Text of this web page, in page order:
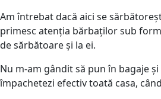
Am întrebat dacă aici se
primesc atenția bărbaților sub
de sărbătoare și la ei.
Nu m-am gândit să pun în bagaje
împachetezi efectiv toată casa,